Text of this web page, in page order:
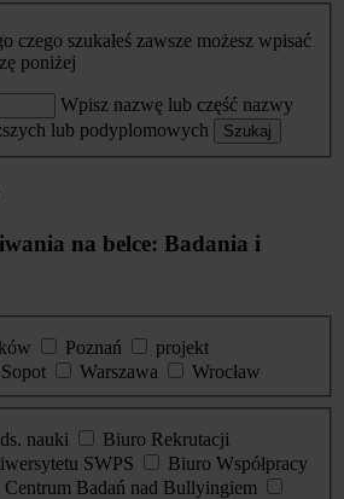
czego szukałeś zawsze możesz wpisać
poniżej
Wpisz nazwę lub część nazwy
lub podyplomowych
Szukaj
na belce: Badania i
Poznań
projekt
Sopot Warszawa
Wrocław
nauki
Biuro Rekrutacji
SWPS
Biuro Współpracy
Centrum Badań nad Bullyingiem